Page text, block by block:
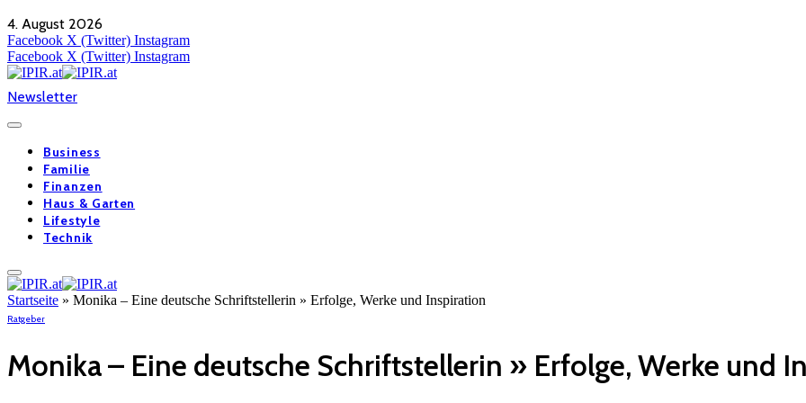
4. August 2026
Facebook X (Twitter) Instagram
Facebook X (Twitter) Instagram
Newsletter
Business
Familie
Finanzen
Haus & Garten
Lifestyle
Technik
Startseite » Monika – Eine deutsche Schriftstellerin » Erfolge, Werke und Inspiration
Ratgeber
Monika – Eine deutsche Schriftstellerin » Erfolge, Werke und